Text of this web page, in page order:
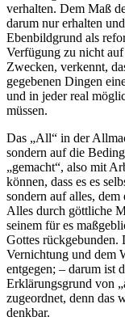
verhalten. Dem Maß
darum nur erhalten
Ebenbildgrund als
Verfügung zu nicht
Zwecken, verkennt,
gegebenen Dingen
und in jeder real
müssen.
Das „All“ in der
sondern auf die
„gemacht“, also mit
können, dass es es
sondern auf alles,
Alles durch göttliche
seinem für es
Gottes rückgebunden.
Vernichtung und dem
entgegen; – darum ist
Erklärungsgrund von
zugeordnet, denn das
denkbar.